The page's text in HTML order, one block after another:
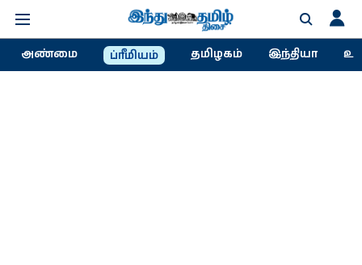
அண்மை ப்ரீமியம் தமிழகம் இந்தியா